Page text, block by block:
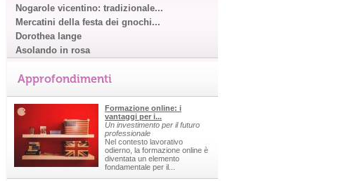
Nogarole vicentino: tradizionale...
Mercatini della festa dei gnochi...
Dorothea lange
Asolando in rosa
Approfondimenti
Formazione online: i
vantaggi per i...
Un investimento per il futuro
professionale
Nel contesto lavorativo
odierno, la formazione online è
diventata un elemento
fondamentale per il...